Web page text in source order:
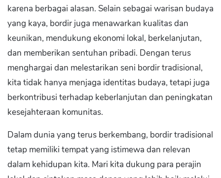
karena berbagai alasan. Selain sebagai warisan budaya
yang kaya, bordir juga menawarkan kualitas dan
keunikan, mendukung ekonomi lokal, berkelanjutan,
dan memberikan sentuhan pribadi. Dengan terus
menghargai dan melestarikan seni bordir tradisional,
kita tidak hanya menjaga identitas budaya, tetapi juga
berkontribusi terhadap keberlanjutan dan peningkatan
kesejahteraan komunitas.
Dalam dunia yang terus berkembang, bordir tradisional
tetap memiliki tempat yang istimewa dan relevan
dalam kehidupan kita. Mari kita dukung para perajin